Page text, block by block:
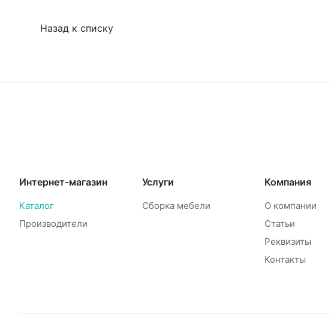
Назад к списку
Интернет-магазин
Каталог
Производители
Услуги
Сборка мебели
Компания
О компании
Статьи
Реквизиты
Контакты